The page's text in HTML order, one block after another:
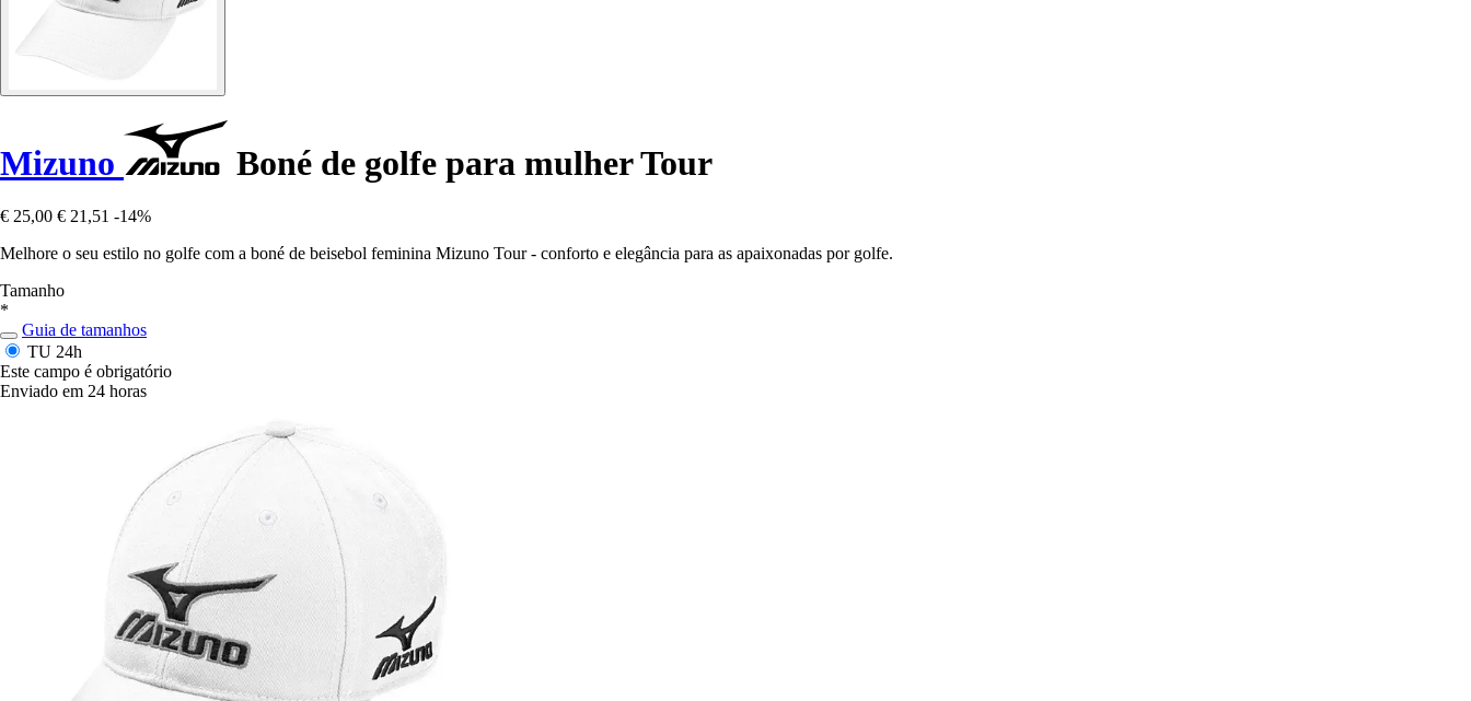
Mizuno Boné de golfe para mulher Tour
€ 25,00 € 21,51 -14%
Melhore o seu estilo no golfe com a boné de beisebol feminina Mizuno Tour - conforto e elegância para as apaixonadas por golfe.
Tamanho
*
Guia de tamanhos
TU 24h
Este campo é obrigatório
Enviado em 24 horas